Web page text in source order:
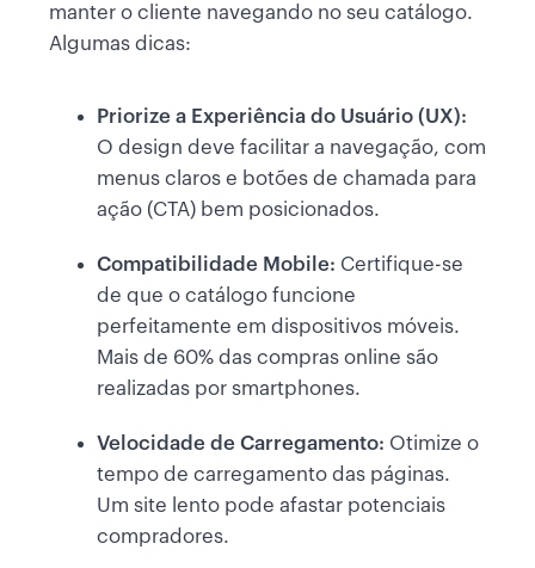
manter o cliente navegando no seu catálogo.
Algumas dicas:
Priorize a Experiência do Usuário (UX):
O design deve facilitar a navegação, com
menus claros e botões de chamada para
ação (CTA) bem posicionados.
Compatibilidade Mobile: Certifique-se
de que o catálogo funcione
perfeitamente em dispositivos móveis.
Mais de 60% das compras online são
realizadas por smartphones.
Velocidade de Carregamento: Otimize o
tempo de carregamento das páginas.
Um site lento pode afastar potenciais
compradores.